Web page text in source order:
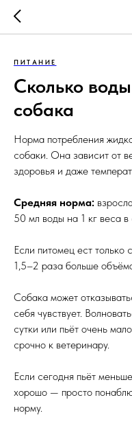
ПИТАНИЕ
Сколько
собака
Норма потребления
собаки. Она зависит от
здоровья и даже
Средняя норма:
50 мл воды на 1 кг веса в
Если питомец ест
1,5–2 раза больше
Собака может
себя чувствует.
сутки или пьёт очень
срочно к ветеринару.
Если сегодня пьёт
хорошо — просто
норму.